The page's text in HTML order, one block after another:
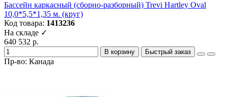
Бассейн каркасный (сборно-разборный) Trevi Hartley Oval
10,0*5,5*1,35 м. (круг)
Код товара: 1413236
На складе ✓
640 532 р.
В корзину Быстрый заказ
Пр-во: Канада